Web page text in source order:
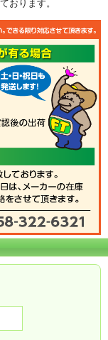
おります。